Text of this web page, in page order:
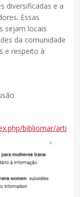
diversificadas e a
Essas
sejam locais
da comunidade
e respeito à
bibliomar/